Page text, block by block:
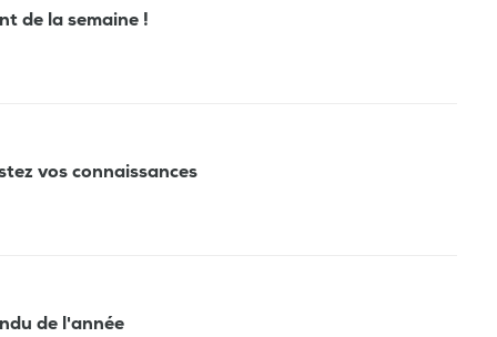
de la semaine !
vos connaissances
de l'année